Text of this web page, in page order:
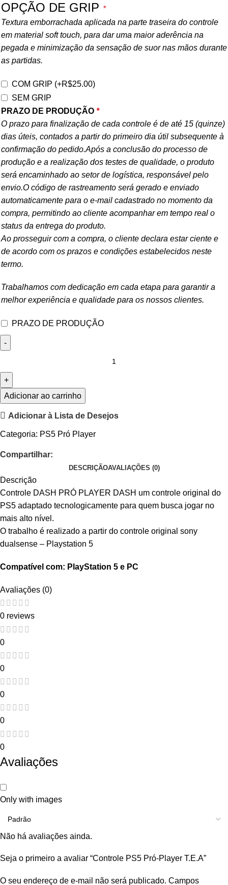
OPÇÃO DE GRIP *
Textura emborrachada aplicada na parte traseira do controle
em material soft touch, para dar uma maior aderência na
pegada e minimização da sensação de suor nas mãos durante
as partidas.
COM GRIP (+R$25.00)
SEM GRIP
PRAZO DE PRODUÇÃO *
O prazo para finalização de cada controle é de até 15 (quinze)
dias úteis, contados a partir do primeiro dia útil subsequente à
confirmação do pedido.Após a conclusão do processo de
produção e a realização dos testes de qualidade, o produto
será encaminhado ao setor de logística, responsável pelo
envio.O código de rastreamento será gerado e enviado
automaticamente para o e-mail cadastrado no momento da
compra, permitindo ao cliente acompanhar em tempo real o
status da entrega do produto.
Ao prosseguir com a compra, o cliente declara estar ciente e
de acordo com os prazos e condições estabelecidos neste
termo.
Trabalhamos com dedicação em cada etapa para garantir a
melhor experiência e qualidade para os nossos clientes.
PRAZO DE PRODUÇÃO
Adicionar ao carrinho
Adicionar à Lista de Desejos
Categoria: PS5 Pró Player
Compartilhar:
DESCRIÇÃOAVALIAÇÕES (0)
Descrição
Controle DASH PRÓ PLAYER DASH um controle original do
PS5 adaptado tecnologicamente para quem busca jogar no
mais alto nível.
O trabalho é realizado a partir do controle original sony
dualsense – Playstation 5
Compatível com: PlayStation 5 e PC
Avaliações (0)
0 reviews
0
0
0
0
0
Avaliações
Only with images
Não há avaliações ainda.
Seja o primeiro a avaliar “Controle PS5 Pró-Player T.E.A”
O seu endereço de e-mail não será publicado. Campos